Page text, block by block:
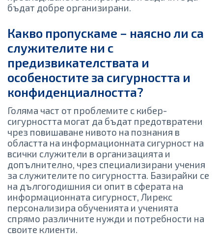
бъдат добре организирани.
Какво пропускаме – наясно ли са
служителите ни с
предизвикателствата и
особеностите за сигурността и
конфиденциалността?
Голяма част от проблемите с кибер-
сигурността могат да бъдат предотвратени
чрез повишаване нивото на познания в
областта на информационната сигурност на
всички служители в организацията и
допълнително, чрез специализирани учения
за служителите по сигурността. Базирайки се
на дългогодишния си опит в сферата на
информационната сигурност, Лирекс
персонализира обученията и ученията
спрямо различните нужди и потребности на
своите клиенти.